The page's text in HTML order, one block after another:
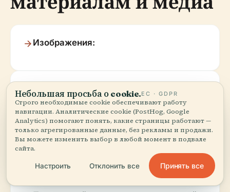
Изображения:
Южная башня, сливающаяся с
облачным горизонтом Боготы
Интерьер торговых и жилых помещений
Небольшая просьба о cookie.ЕС · GDPR
Строго необходимые cookie обеспечивают работу
навигации. Аналитические cookie (PostHog, Google
Analytics) помогают понять, какие страницы работают —
только агрегированные данные, без рекламы и продажи.
Вы можете изменить выбор в любой момент в подвале
сайта.
Настроить Отклонить все Принять все